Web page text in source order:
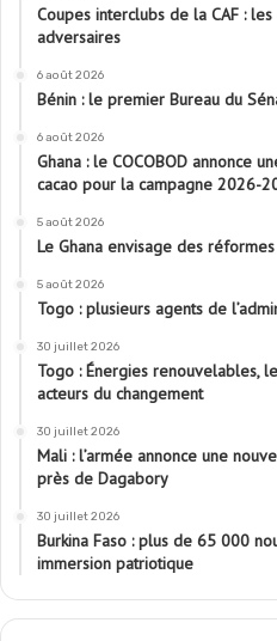
Coupes interclubs de la CAF :
adversaires
6 août 2026
Bénin : le premier Bureau du
6 août 2026
Ghana : le COCOBOD annonce
cacao pour la campagne 2026-
5 août 2026
Le Ghana envisage des
5 août 2026
Togo : plusieurs agents de
30 juillet 2026
Togo : Énergies renouvelables,
acteurs du changement
30 juillet 2026
Mali : l’armée annonce une
près de Dagabory
30 juillet 2026
Burkina Faso : plus de 65 000
immersion patriotique